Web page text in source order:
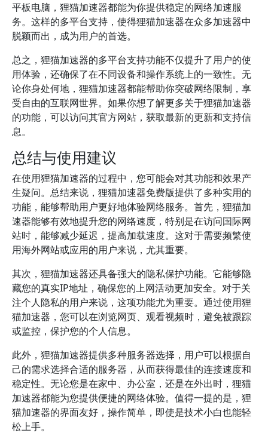
平板电脑，狸猫加速器都能为你提供稳定的网络加速服
务。这样的多平台支持，使得狸猫加速器在众多加速器中
脱颖而出，成为用户的首选。
总之，狸猫加速器的多平台支持功能不仅提升了用户的使
用体验，还确保了在不同设备和操作系统上的一致性。无
论你身处何地，狸猫加速器都能帮助你突破网络限制，享
受自由的互联网世界。如果你想了解更多关于狸猫加速器
的功能，可以访问其官方网站，获取最新的更新和支持信
息。
总结与使用建议
在使用狸猫加速器的过程中，您可能会对其功能和效果产
生疑问。总结来说，狸猫加速器免费版提供了多种实用的
功能，能够帮助用户更好地体验网络服务。首先，狸猫加
速器能够有效地提升您的网络速度，特别是在访问国际网
站时，能够减少延迟，提高加载速度。这对于需要频繁使
用海外网站或应用的用户来说，尤其重要。
其次，狸猫加速器还具备强大的隐私保护功能。它能够隐
藏您的真实IP地址，确保您的上网活动更加安全。对于关
注个人隐私的用户来说，这项功能尤为重要。通过使用狸
猫加速器，您可以在浏览网页、观看视频时，避免被跟踪
或监控，保护您的个人信息。
此外，狸猫加速器提供多种服务器选择，用户可以根据自
己的需求选择合适的服务器，从而获得最佳的连接速度和
稳定性。无论您是在家中、办公室，还是在外出时，狸猫
加速器都能为您提供便捷的网络体验。值得一提的是，狸
猫加速器的界面友好，操作简单，即使是技术小白也能轻
松上手。